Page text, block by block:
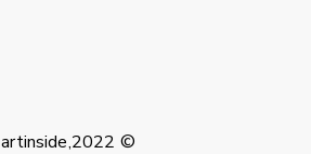
artinside,2022 ©